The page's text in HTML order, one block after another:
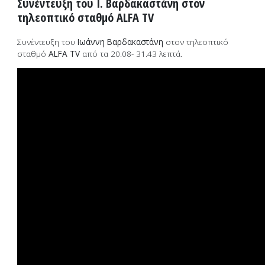
τηλεοπτικό σταθμό ALFA TV
Συνέντευξη του Ιωάννη Βαρδακαστάνη στον τηλεοπτικό
σταθμό ALFA TVαπό τα 20.08- 31.43 λεπτά.